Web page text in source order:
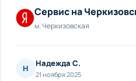
Сервис на
м. Черкизовская
Н Надежда С.
21 ноября 2025